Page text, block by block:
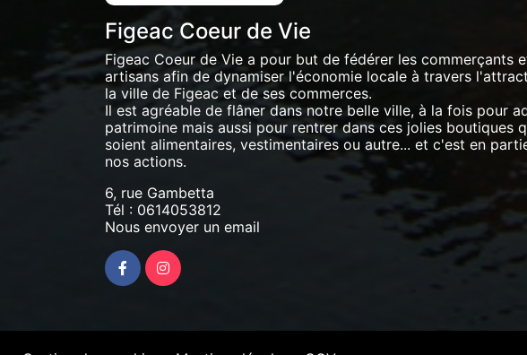
Figeac Coeur de Vie
Figeac Coeur de Vie a pour but de fédérer les commerçants
artisans afin de dynamiser l'économie locale à travers
la ville de Figeac et de ses commerces.
Il est agréable de flâner dans notre belle ville, à la fois pour
patrimoine mais aussi pour rentrer dans ces jolies boutiques
soient alimentaires, vestimentaires ou autre... et c'est en
nos actions.
6, rue Gambetta
Tél : 0614053812
Nous envoyer un email